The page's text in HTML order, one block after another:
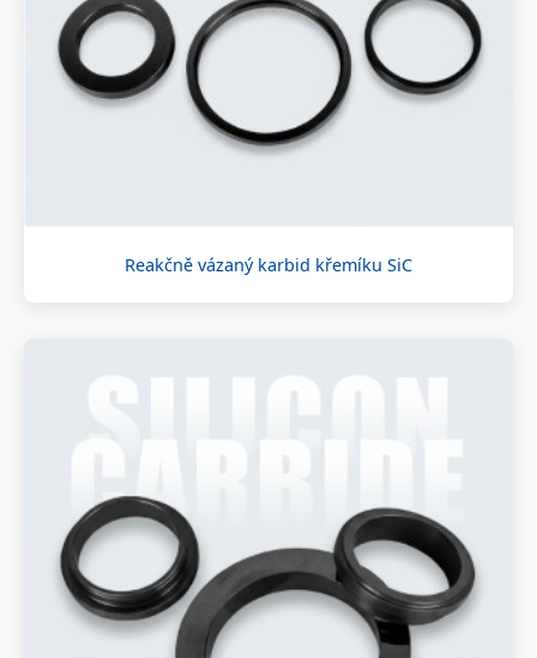
Reakčně vázaný karbid křemíku SiC